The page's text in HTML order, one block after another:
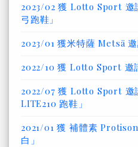
2023/02 獲 Lotto Sport 邀
弓跑鞋」
2023/01 獲米特薩 Metsä
2022/10 獲 Lotto Sport 邀
2022/07 獲 Lotto Sport 邀
LITE210 跑鞋」
2021/01 獲 補體素
白」